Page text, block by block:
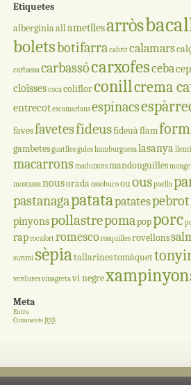
Etiquetes
albergíniaallametllesarròs
boletsbotifarracabritcalamars
carbassacarbassócarxofesceba
cloïssescocacoliflorconillcrema
entrecotescamarlansespinacs
favesfavetesfideusfideuàflam
gambetesguatllesguleshamburguesalasanya
macarronsmaduixotsmandonguilles
mostassanousoradaossobucoououspaella
pastanagapatatapatatespebrot
pinyonspollastrepomapopporc
raprocafortromesco rosquillesrovellons
surimi sèpiatallarinestomàquet
verduresvinagretavi negre
Meta
Entra
CommentsRSS